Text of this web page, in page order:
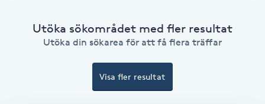
LPG-behandling
Utöka sökområdet med fler resultat
Utöka din sökarea för att få flera träffar
Visa fler resultat